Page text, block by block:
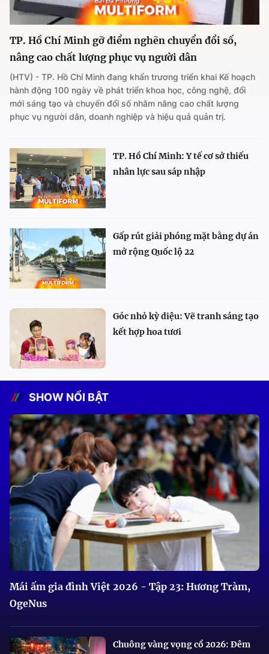
TP. Hồ Chí Minh gỡ điểm nghẽn chuyển đổi số,
nâng cao chất lượng phục vụ người dân
(HTV) - TP. Hồ Chí Minh đang khẩn trương triển khai Kế hoạch
hành động 100 ngày về phát triển khoa học, công nghệ, đổi
mới sáng tạo và chuyển đổi số nhằm nâng cao chất lượng
phục vụ người dân, doanh nghiệp và hiệu quả quản trị.
TP. Hồ Chí Minh: Y tế cơ sở thiếu
nhân lực sau sáp nhập
Gấp rút giải phóng mặt bằng dự án
mở rộng Quốc lộ 22
Góc nhỏ kỳ diệu: Vẽ tranh sáng tạo
kết hợp hoa tươi
SHOW NỔI BẬT
Mái ấm gia đình Việt 2026 - Tập 23: Hương Tràm,
OgeNus
Chuông vàng vọng cổ 2026: Đêm